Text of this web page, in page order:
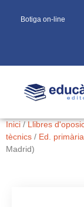
Botiga on-line
Inici/Llibres
tècnics / Ed. primària
Madrid)